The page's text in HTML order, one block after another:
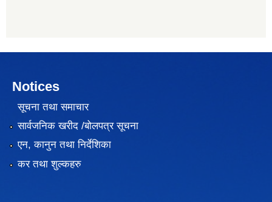
Notices
सूचना तथा समाचार
सार्वजनिक खरीद /बोलपत्र सूचना
एन, कानुन तथा निर्देशिका
कर तथा शुल्कहरु